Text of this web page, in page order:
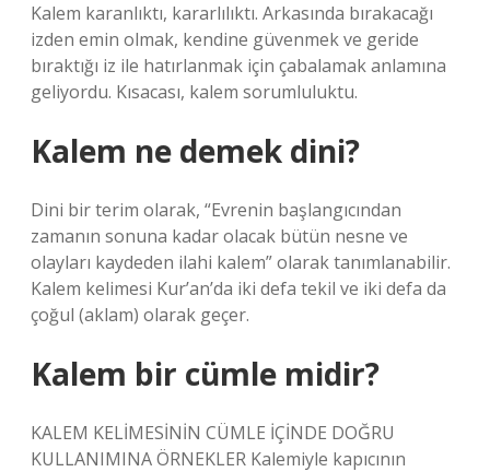
Kalem karanlıktı, kararlılıktı. Arkasında bırakacağı
izden emin olmak, kendine güvenmek ve geride
bıraktığı iz ile hatırlanmak için çabalamak anlamına
geliyordu. Kısacası, kalem sorumluluktu.
Kalem ne demek dini?
Dini bir terim olarak, “Evrenin başlangıcından
zamanın sonuna kadar olacak bütün nesne ve
olayları kaydeden ilahi kalem” olarak tanımlanabilir.
Kalem kelimesi Kur’an’da iki defa tekil ve iki defa da
çoğul (aklam) olarak geçer.
Kalem bir cümle midir?
KALEM KELİMESİNİN CÜMLE İÇİNDE DOĞRU
KULLANIMINA ÖRNEKLER Kalemiyle kapıcının